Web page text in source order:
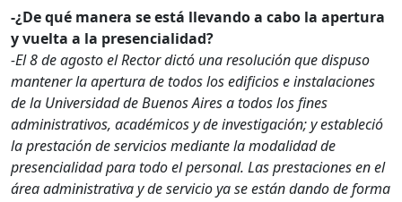
-¿De qué manera se está llevando a cabo la apertura
y vuelta a la presencialidad?
-El 8 de agosto el Rector dictó una resolución que dispuso
mantener la apertura de todos los edificios e instalaciones
de la Universidad de Buenos Aires a todos los fines
administrativos, académicos y de investigación; y estableció
la prestación de servicios mediante la modalidad de
presencialidad para todo el personal. Las prestaciones en el
área administrativa y de servicio ya se están dando de forma